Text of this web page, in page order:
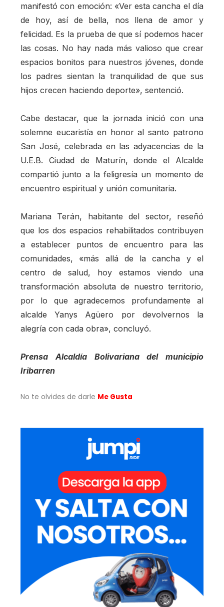
manifestó con emoción: «Ver esta cancha el día
de hoy, así de bella, nos llena de amor y
felicidad. Es la prueba de que sí podemos hacer
las cosas. No hay nada más valioso que crear
espacios bonitos para nuestros jóvenes, donde
los padres sientan la tranquilidad de que sus
hijos crecen haciendo deporte», sentenció.
Cabe destacar, que la jornada inició con una
solemne eucaristía en honor al santo patrono
San José, celebrada en las adyacencias de la
U.E.B. Ciudad de Maturín, donde el Alcalde
compartió junto a la feligresía un momento de
encuentro espiritual y unión comunitaria.
Mariana Terán, habitante del sector, reseñó
que los dos espacios rehabilitados contribuyen
a establecer puntos de encuentro para las
comunidades, «más allá de la cancha y el
centro de salud, hoy estamos viendo una
transformación absoluta de nuestro territorio,
por lo que agradecemos profundamente al
alcalde Yanys Agüero por devolvernos la
alegría con cada obra», concluyó.
Prensa Alcaldía Bolivariana del municipio
Iribarren
No te olvides de darle Me Gusta